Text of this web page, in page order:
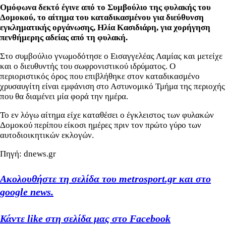
Ομόφωνα δεκτό έγινε από το Συμβούλιο της φυλακής του
Δομοκού, το αίτημα του καταδικασμένου για διεύθυνση
εγκληματικής οργάνωσης, Ηλία Κασιδιάρη, για χορήγηση
πενθήμερης αδείας από τη φυλακή.
Στο συμβούλιο γνωμοδότησε ο Εισαγγελέας Λαμίας και μετείχε
και ο διευθυντής του σωφρονιστικού ιδρύματος. Ο
περιοριστικός όρος που επιβλήθηκε στον καταδικασμένο
χρυσαυγίτη είναι εμφάνιση στο Αστυνομικό Τμήμα της περιοχής
που θα διαμένει μία φορά την ημέρα.
Το εν λόγω αίτημα είχε καταθέσει ο έγκλειστος των φυλακών
Δομοκού περίπου είκοσι ημέρες πριν τον πρώτο γύρο των
αυτοδιοικητικών εκλογών.
Πηγή: dnews.gr
Ακολουθήστε τη σελίδα του metrosport.gr και στο
google news.
Κάντε like στη σελίδα μας στο Facebook